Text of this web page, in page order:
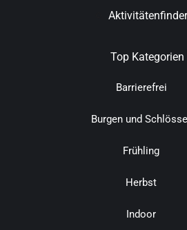
Aktivitätenfinder
Top Kategorien
Barrierefrei
Burgen und
Frühling
Herbst
Indoor